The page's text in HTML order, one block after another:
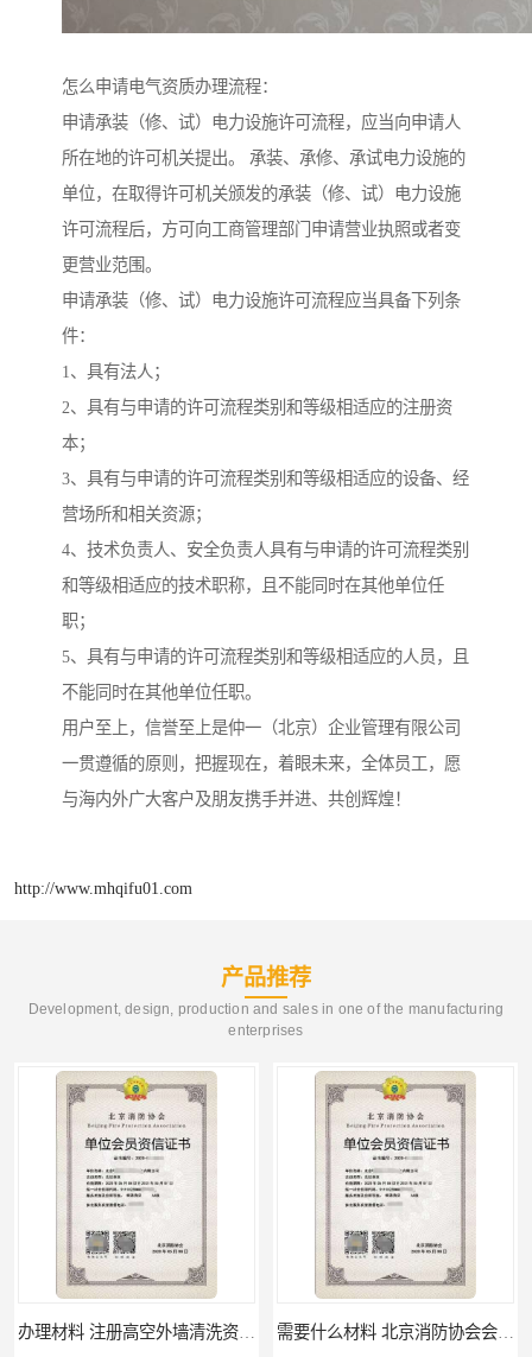
怎么申请电气资质办理流程：
申请承装（修、试）电力设施许可流程，应当向申请人
所在地的许可机关提出。 承装、承修、承试电力设施的
单位，在取得许可机关颁发的承装（修、试）电力设施
许可流程后，方可向工商管理部门申请营业执照或者变
更营业范围。
申请承装（修、试）电力设施许可流程应当具备下列条
件：
1、具有法人；
2、具有与申请的许可流程类别和等级相适应的注册资
本；
3、具有与申请的许可流程类别和等级相适应的设备、经
营场所和相关资源；
4、技术负责人、安全负责人具有与申请的许可流程类别
和等级相适应的技术职称，且不能同时在其他单位任
职；
5、具有与申请的许可流程类别和等级相适应的人员，且
不能同时在其他单位任职。
用户至上，信誉至上是仲一（北京）企业管理有限公司
一贯遵循的原则，把握现在，着眼未来，全体员工，愿
与海内外广大客户及朋友携手并进、共创辉煌！
http://www.mhqifu01.com
产品推荐
Development, design, production and sales in one of the manufacturing
enterprises